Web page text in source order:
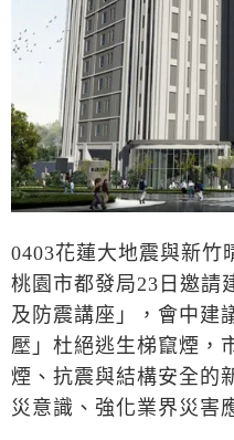
0403花蓮大地震與新竹
桃園市都發局23日邀請
及防震講座」，會中建
壓」杜絕逃生梯竄煙，
煙、抗震與結構安全的
災意識、強化業界災害